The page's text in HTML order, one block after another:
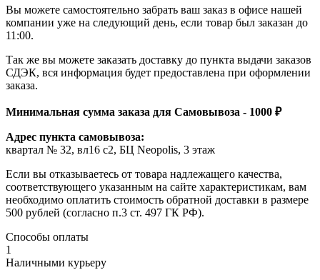
Вы можете самостоятельно забрать ваш заказ в офисе нашей
компании уже на следующий день, если товар был заказан до
11:00.
Так же вы можете заказать доставку до пункта выдачи заказов
СДЭК, вся информация будет предоставлена при оформлении
заказа.
Минимальная сумма заказа для Самовывоза - 1000 ₽
Адрес пункта самовывоза:
квартал № 32, вл16 с2, БЦ Neopolis, 3 этаж
Если вы отказываетесь от товара надлежащего качества,
соответствующего указанным на сайте характеристикам, вам
необходимо оплатить стоимость обратной доставки в размере
500 рублей (согласно п.3 ст. 497 ГК РФ).
Способы оплаты
1
Наличными курьеру